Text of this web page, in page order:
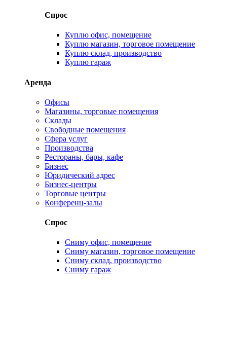
Спрос
Куплю офис, помещение
Куплю магазин, торговое помещение
Куплю склад, производство
Куплю гараж
Аренда
Офисы
Магазины, торговые помещения
Склады
Свободные помещения
Сфера услуг
Производства
Рестораны, бары, кафе
Бизнес
Юридический адрес
Бизнес-центры
Торговые центры
Конференц-залы
Спрос
Сниму офис, помещение
Сниму магазин, торговое помещение
Сниму склад, производство
Сниму гараж